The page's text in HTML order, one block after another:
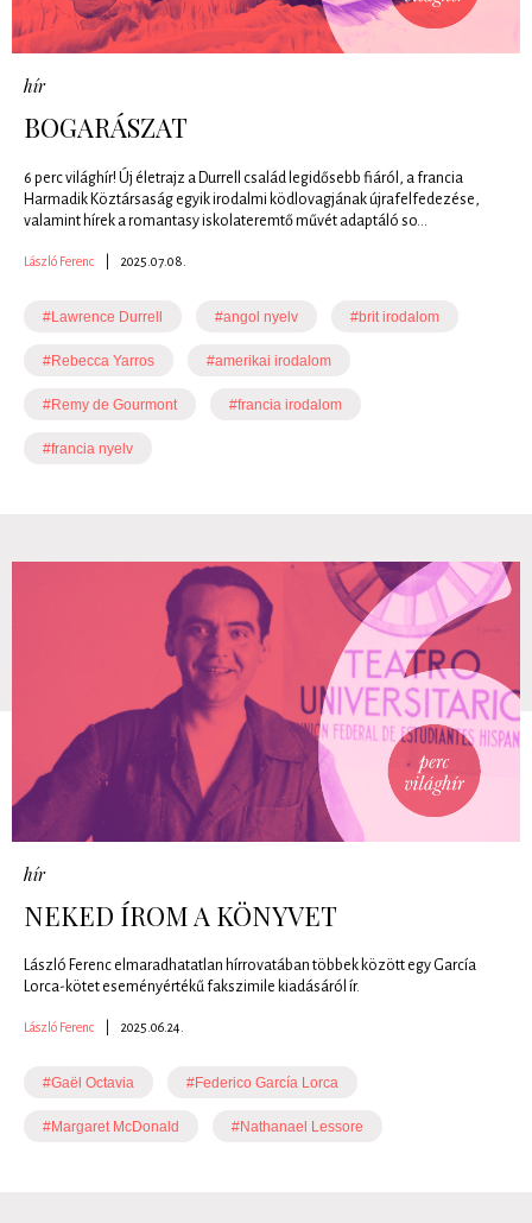
hír
BOGARÁSZAT
6 perc világhír! Új életrajz a Durrell család legidősebb fiáról, a francia
Harmadik Köztársaság egyik irodalmi ködlovagjának újrafelfedezése,
valamint hírek a romantasy iskolateremtő művét adaptáló so...
László Ferenc 2025.07.08.
#Lawrence Durrell #angol nyelv #brit irodalom
#Rebecca Yarros #amerikai irodalom
#Remy de Gourmont #francia irodalom
#francia nyelv
hír
NEKED ÍROM A KÖNYVET
László Ferenc elmaradhatatlan hírrovatában többek között egy García
Lorca-kötet eseményértékű fakszimile kiadásáról ír.
László Ferenc 2025.06.24.
#Gaël Octavia #Federico García Lorca
#Margaret McDonald #Nathanael Lessore